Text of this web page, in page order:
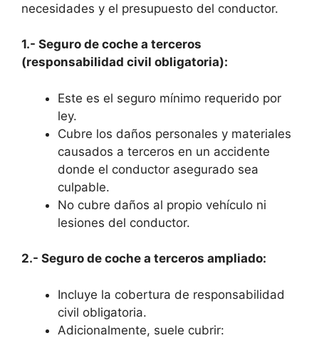
necesidades y el presupuesto del conductor.
1.- Seguro de coche a terceros
(responsabilidad civil obligatoria):
Este es el seguro mínimo requerido por
ley.
Cubre los daños personales y materiales
causados a terceros en un accidente
donde el conductor asegurado sea
culpable.
No cubre daños al propio vehículo ni
lesiones del conductor.
2.- Seguro de coche a terceros ampliado:
Incluye la cobertura de responsabilidad
civil obligatoria.
Adicionalmente, suele cubrir: